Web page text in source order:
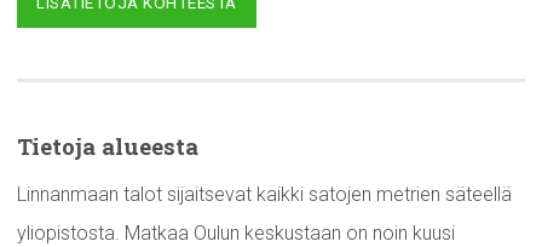
Tietoja alueesta
Linnanmaan talot sijaitsevat kaikki satojen metrien säteellä
yliopistosta. Matkaa Oulun keskustaan on noin kuusi